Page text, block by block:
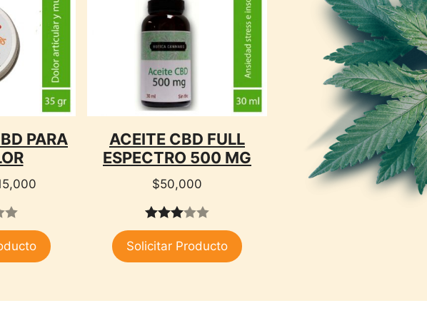
PARA
El
es:
$15,000.
ACEITE CBD FULL
ESPECTRO 500 MG
$50,000
3.00
de 5
Solicitar Producto